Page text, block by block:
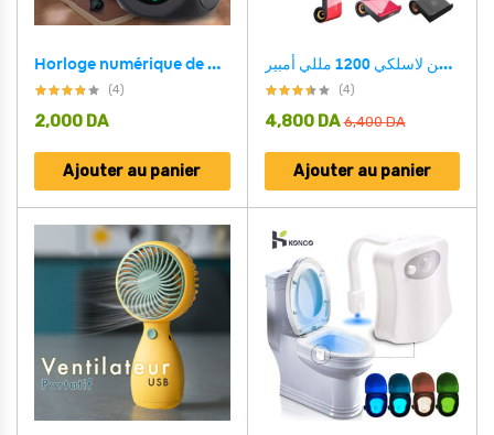
Horloge numérique de Projection LCD à LED, alarme vocale, fonction Snooze, thermomètre
(4)
2,000 DA
Ajouter au panier
مكبر صوت بلوتوث و شحن لاسلكي 1200 مللي أمبير – Haut-parleur Bluetooth Version 5.0 charge sans fil 1200mAh Micro USB, prise AUX, stéréo, double canal
(4)
6,400DA
4,800 DA
Ajouter au panier